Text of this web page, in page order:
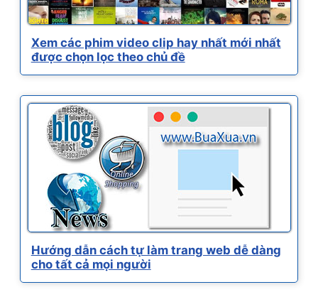
Xem các phim video clip hay nhất mới nhất
được chọn lọc theo chủ đề
Hướng dẫn cách tự làm trang web dễ dàng
cho tất cả mọi người